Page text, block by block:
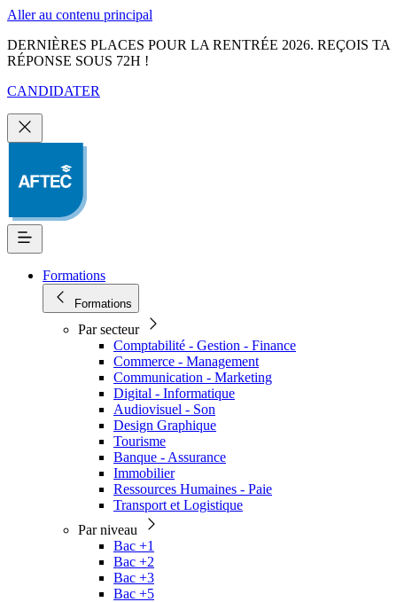
Aller au contenu principal
DERNIÈRES PLACES POUR LA RENTRÉE 2026. REÇOIS TA
RÉPONSE SOUS 72H !
CANDIDATER
Formations
Formations
Par secteur
Comptabilité - Gestion - Finance
Commerce - Management
Communication - Marketing
Digital - Informatique
Audiovisuel - Son
Design Graphique
Tourisme
Banque - Assurance
Immobilier
Ressources Humaines - Paie
Transport et Logistique
Par niveau
Bac +1
Bac +2
Bac +3
Bac +5